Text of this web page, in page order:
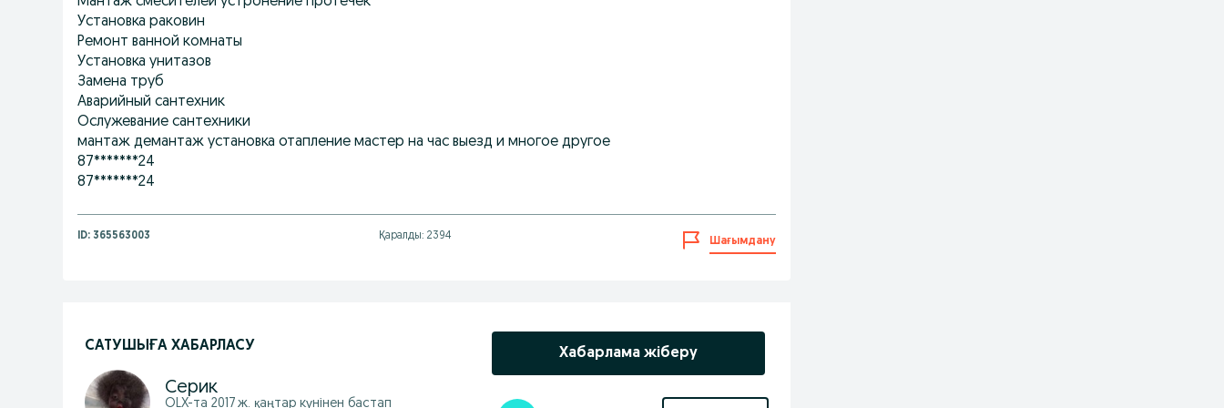
Установка раковин
Ремонт ванной комнаты
Установка унитазов
Замена труб
Аварийный сантехник
Ослужевание сантехники
мантаж демантаж установка отапление мастер на час выезд и многое другое
87*******24
87*******24
ID: 365563003 Қаралды: 2394 Шағымдану
САТУШЫҒА ХАБАРЛАСУ
Серик
OLX-та 2017 ж. қаңтар күнінен бастап
Хабарлама жіберу